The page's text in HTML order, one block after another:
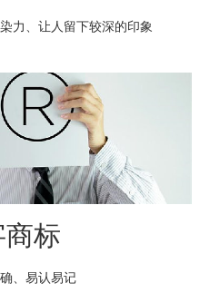
力、让人留下较深的印象
标
、易认易记